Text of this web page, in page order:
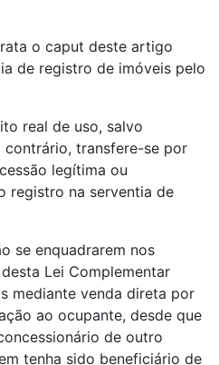
o caput deste artigo
de registro de imóveis pelo
real de uso, salvo
transfere-se por
legítima ou
registro na serventia de
se enquadrarem nos
Lei Complementar
mediante venda direta por
ao ocupante, desde que
de outro
tenha sido beneficiário de